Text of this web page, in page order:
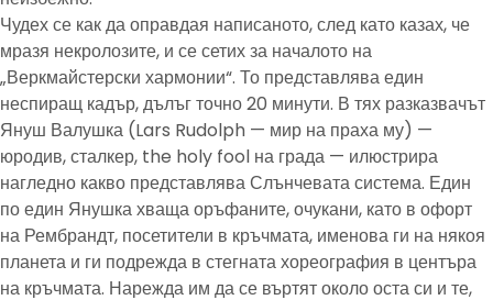
Чудех се как да оправдая написаното, след като казах, че
мразя некролозите, и се сетих за началото на
„Веркмайстерски хармонии“. То представлява един
неспиращ кадър, дълъг точно 20 минути. В тях разказвачът
Януш Валушка (Lars Rudolph — мир на праха му) —
юродив, сталкер, the holy fool на града — илюстрира
нагледно какво представлява Слънчевата система. Един
по един Янушка хваща оръфаните, очукани, като в офорт
на Рембрандт, посетители в кръчмата, именова ги на някоя
планета и ги подрежда в стегната хореография в центъра
на кръчмата. Нарежда им да се въртят около оста си и те,